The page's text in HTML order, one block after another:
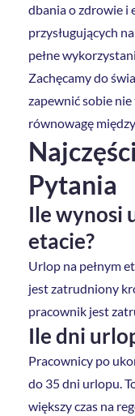
dbania o zdrowie i
przysługujących
pełne
Zachęcamy do
zapewnić sobie
równowagę
Pytania
Ile wynosi
etacie?
Urlop na pełnym
jest zatrudniony
pracownik jest
Ile dni
Pracownicy po
do 35 dni urlopu.
większy czas na